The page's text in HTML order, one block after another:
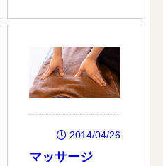
2014/04/26
マッサージ